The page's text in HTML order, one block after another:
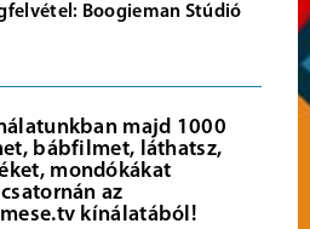
Boogieman Stúdió
majd 1000
bábfilmet, láthatsz,
mondókákat
az
kínálatából!